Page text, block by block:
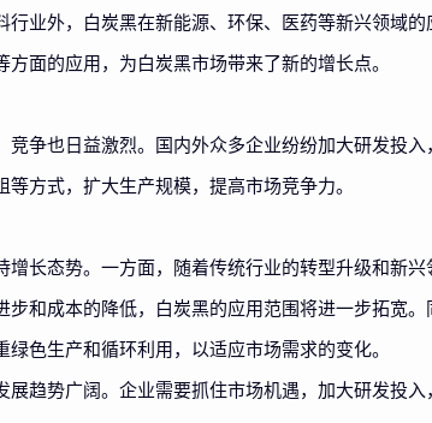
行业外，白炭黑在新能源、环保、医药等新兴领域
面的应用，为白炭黑市场带来了新的增长点。
竞争也日益激烈。国内外众多企业纷纷加大研发投
方式，扩大生产规模，提高市场竞争力。
增长态势。一方面，随着传统行业的转型升级和新
步和成本的降低，白炭黑的应用范围将进一步拓宽
色生产和循环利用，以适应市场需求的变化。
展趋势广阔。企业需要抓住市场机遇，加大研发投